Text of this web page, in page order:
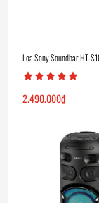
Loa Sony Soundbar HT-
2.490.000₫